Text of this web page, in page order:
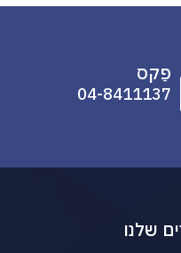
פַקס
04-8411137
שלנו